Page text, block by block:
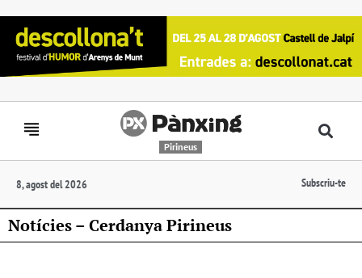
Pirineus
8, agost del 2026 Subscriu-te
Notícies – Cerdanya Pirineus